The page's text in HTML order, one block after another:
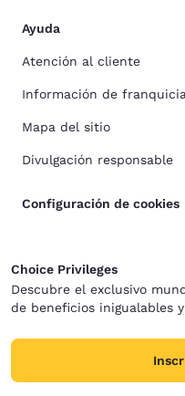
Ayuda
Atención al cliente
Información de
Mapa del sitio
Divulgación responsable
Configuración de cookies
Choice Privileges
Descubre el exclusivo
de beneficios inigualables